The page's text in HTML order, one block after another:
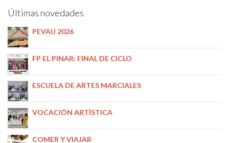
Últimas novedades
PEVAU 2026
FP EL PINAR: FINAL DE CICLO
ESCUELA DE ARTES MARCIALES
VOCACIÓN ARTÍSTICA
COMER Y VIAJAR